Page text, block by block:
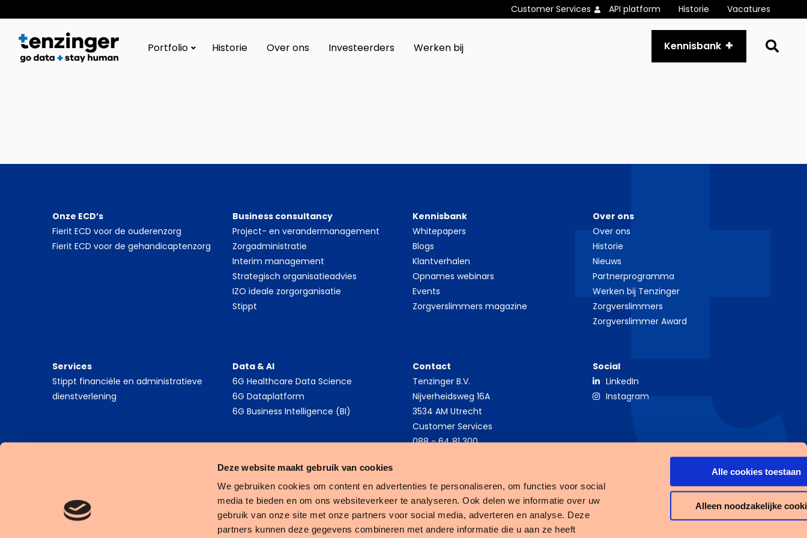
Deze website maakt gebruik van cookies
We gebruiken cookies om content en advertenties te personaliseren, om functies voor social
media te bieden en om ons websiteverkeer te analyseren. Ook delen we informatie over uw
gebruik van onze site met onze partners voor social media, adverteren en analyse. Deze
partners kunnen deze gegevens combineren met andere informatie die u aan ze heeft
Alle cookies toestaan
Alleen noodzakelijke
Customer Services API platform Historie Vacatures
Portfolio Historie Over ons Investeerders Werken bij Kennisbank
Onze ECD’s
Fierit ECD voor de ouderenzorg
Fierit ECD voor de gehandicaptenzorg
Business consultancy
Project- en verandermanagement
Zorgadministratie
Interim management
Strategisch organisatieadvies
IZO ideale zorgorganisatie
Stippt
Kennisbank
Whitepapers
Blogs
Klantverhalen
Opnames webinars
Events
Zorgverslimmers magazine
Over ons
Over ons
Historie
Nieuws
Partnerprogramma
Werken bij Tenzinger
Zorgverslimmers
Zorgverslimmer Award
Services
Stippt financiële en administratieve
dienstverlening
Data & AI
6G Healthcare Data Science
6G Dataplatform
6G Business Intelligence (BI)
Contact
Tenzinger B.V.
Nijverheidsweg 16A
3534 AM Utrecht
Customer Services
088 - 64 81 300
Social
LinkedIn
Instagram
Cookies Privacy Statement Algemene Voorwaarden Tenzinger